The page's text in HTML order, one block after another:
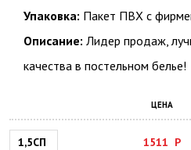
Упаковка: Пакет ПВХ с
Описание: Лидер продаж,
качества в постельном белье!
ЦЕНА
1,5СП 1511 Р